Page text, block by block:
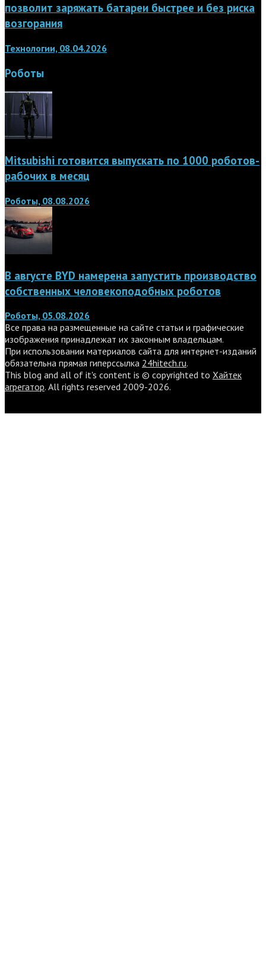
позволит заряжать батареи быстрее и без риска
возгорания
Технологии, 08.04.2026
Роботы
Mitsubishi готовится выпускать по 1000 роботов-
рабочих в месяц
Роботы, 08.08.2026
В августе BYD намерена запустить производство
собственных человекоподобных роботов
Роботы, 05.08.2026
Все права на размещенные на сайте статьи и графические
изображения принадлежат их законным владельцам.
При использовании материалов сайта для интернет-изданий
обязательна прямая гиперссылка 24hitech.ru.
This blog and all of it's content is © copyrighted to Хайтек
агрегатор. All rights reserved 2009-2026.